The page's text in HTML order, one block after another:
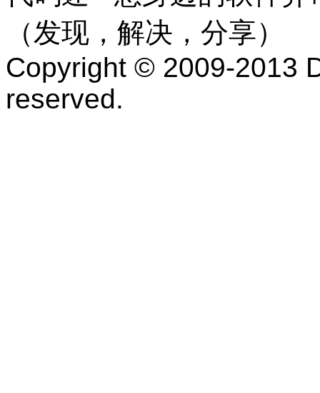
（发现，解决，分享）
Copyright © 2009-2013
reserved.